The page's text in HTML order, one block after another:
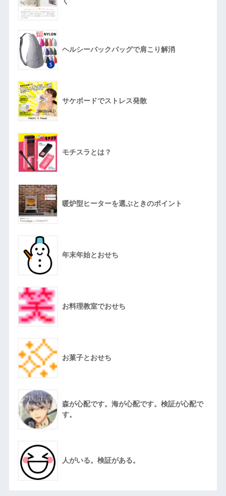
ヘルシーバックバッグで肩こり解消
サケボードでストレス発散
モチスラとは？
暖炉型ヒーターを選ぶときのポイント
年末年始とおせち
お料理教室でおせち
お菓子とおせち
森が心配です。海が心配です。検証が心配で
す。
人がいる。検証がある。